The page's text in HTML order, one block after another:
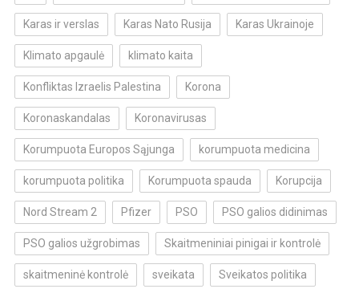
Karas ir verslas Karas Nato Rusija Karas Ukrainoje
Klimato apgaulė klimato kaita
Konfliktas Izraelis Palestina Korona
Koronaskandalas Koronavirusas
Korumpuota Europos Sąjunga korumpuota medicina
korumpuota politika Korumpuota spauda Korupcija
Nord Stream 2 Pfizer PSO PSO galios didinimas
PSO galios užgrobimas Skaitmeniniai pinigai ir kontrolė
skaitmeninė kontrolė sveikata Sveikatos politika